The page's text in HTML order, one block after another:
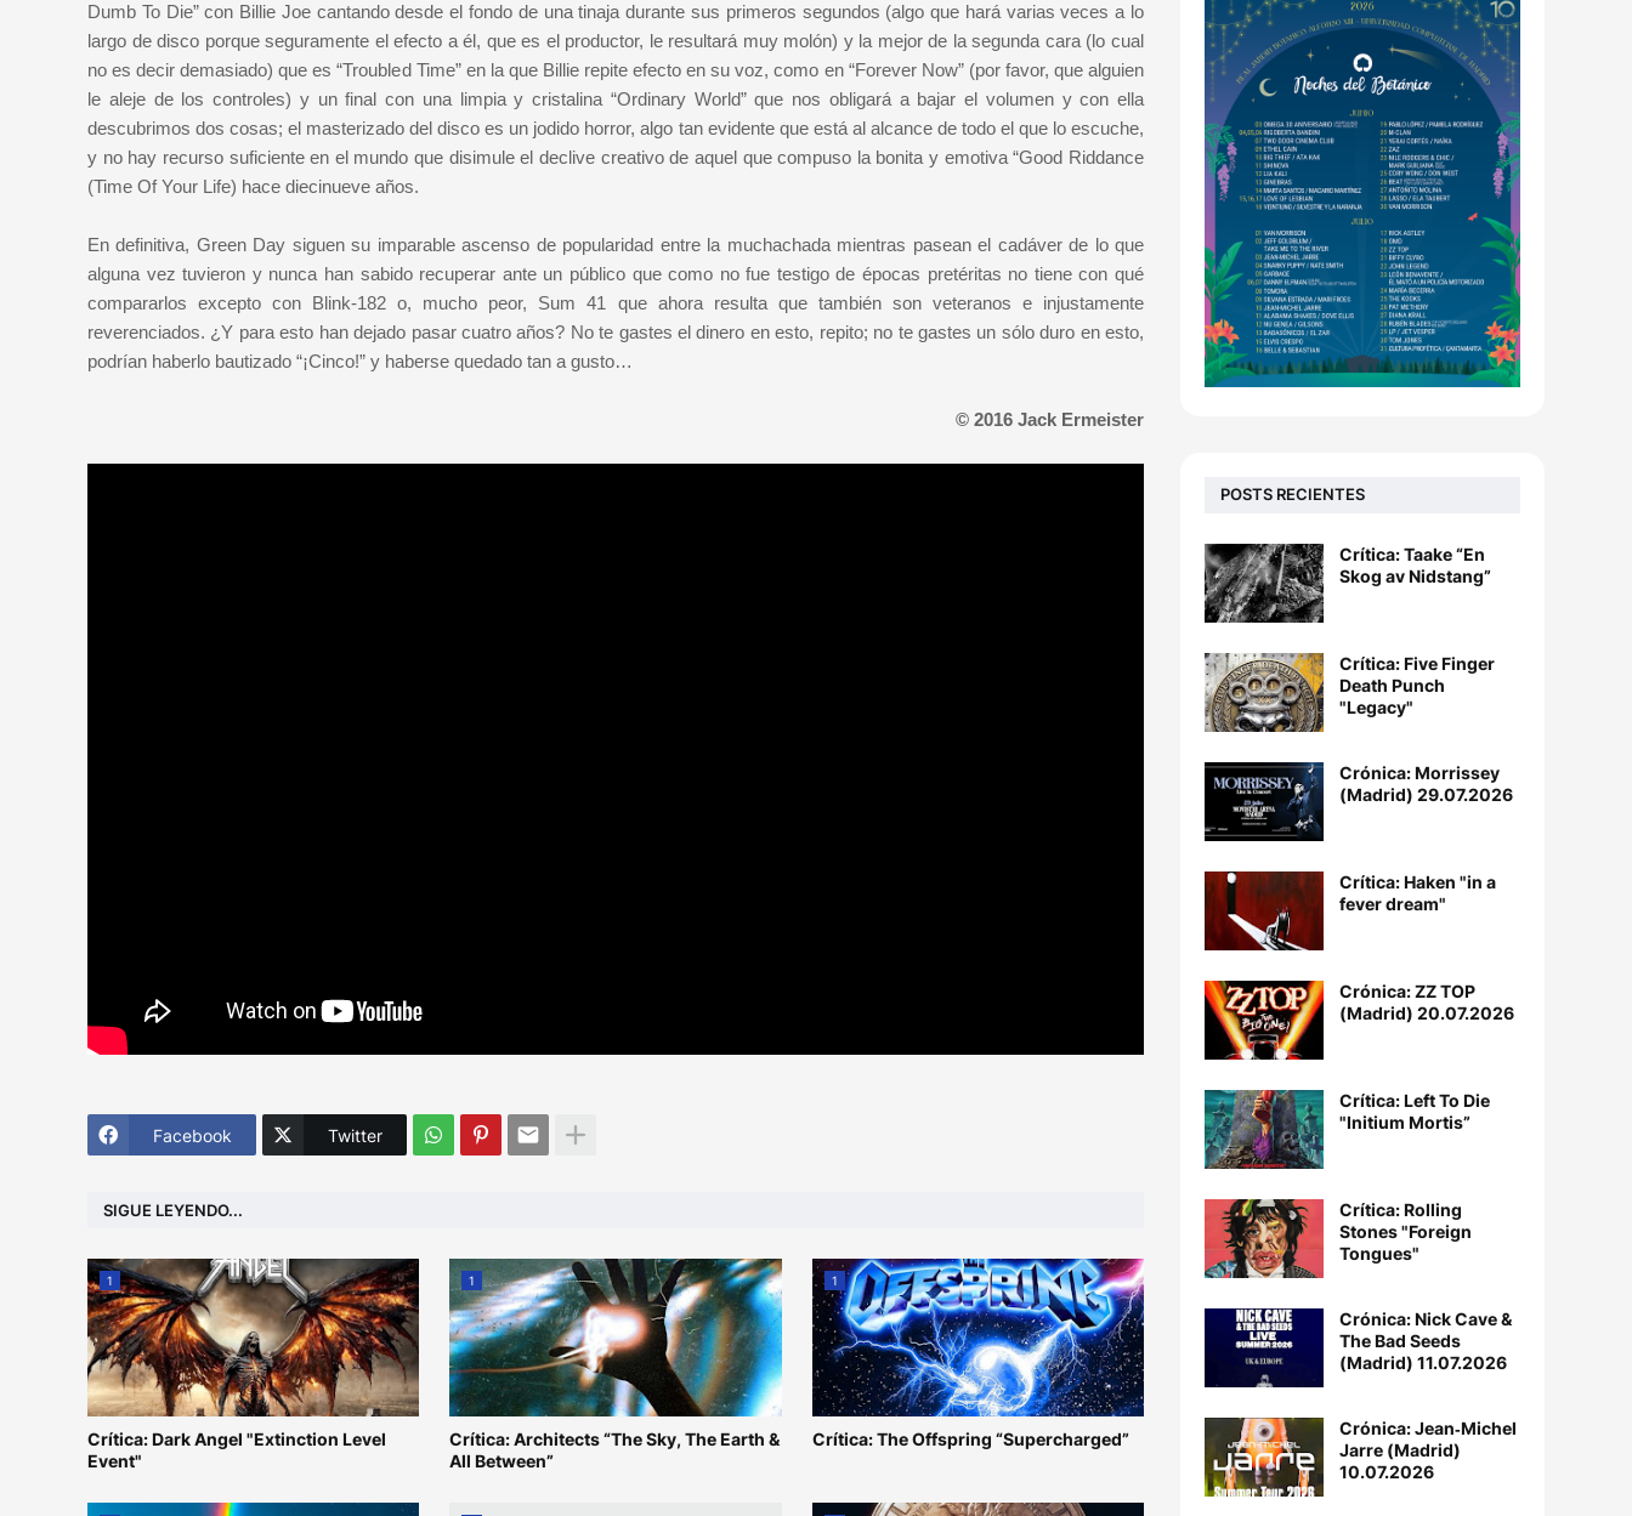
Dumb To Die” con Billie Joe cantando desde el fondo de una tinaja durante sus primeros segundos (algo que hará varias veces a lo
largo de disco porque seguramente el efecto a él, que es el productor, le resultará muy molón) y la mejor de la segunda cara (lo cual
no es decir demasiado) que es “Troubled Time” en la que Billie repite efecto en su voz, como en “Forever Now” (por favor, que alguien
le aleje de los controles) y un final con una limpia y cristalina “Ordinary World” que nos obligará a bajar el volumen y con ella
descubrimos dos cosas; el masterizado del disco es un jodido horror, algo tan evidente que está al alcance de todo el que lo escuche,
y no hay recurso suficiente en el mundo que disimule el declive creativo de aquel que compuso la bonita y emotiva “Good Riddance
(Time Of Your Life) hace diecinueve años.
En definitiva, Green Day siguen su imparable ascenso de popularidad entre la muchachada mientras pasean el cadáver de lo que
alguna vez tuvieron y nunca han sabido recuperar ante un público que como no fue testigo de épocas pretéritas no tiene con qué
compararlos excepto con Blink-182 o, mucho peor, Sum 41 que ahora resulta que también son veteranos e injustamente
reverenciados. ¿Y para esto han dejado pasar cuatro años? No te gastes el dinero en esto, repito; no te gastes un sólo duro en esto,
podrían haberlo bautizado “¡Cinco!” y haberse quedado tan a gusto…
© 2016 Jack Ermeister
Facebook Twitter
SIGUE LEYENDO...
1
Crítica: Dark Angel "Extinction Level
Event"
1
Crítica: Architects “The Sky, The Earth &
All Between”
1
Crítica: The Offspring “Supercharged”
POSTS RECIENTES
Crítica: Taake “En
Skog av Nidstang”
Crítica: Five Finger
Death Punch
"Legacy"
Crónica: Morrissey
(Madrid) 29.07.2026
Crítica: Haken "in a
fever dream"
Crónica: ZZ TOP
(Madrid) 20.07.2026
Crítica: Left To Die
"Initium Mortis”
Crítica: Rolling
Stones "Foreign
Tongues"
Crónica: Nick Cave &
The Bad Seeds
(Madrid) 11.07.2026
Crónica: Jean‐Michel
Jarre (Madrid)
10.07.2026